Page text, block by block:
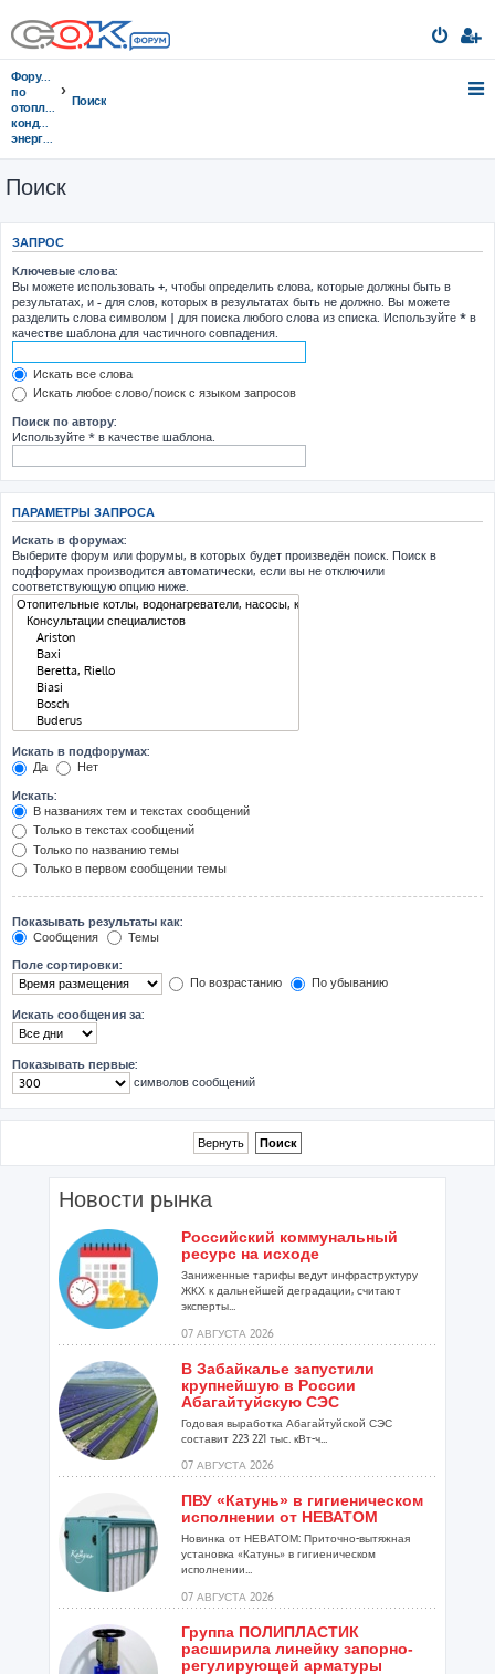
Форумы
по
отоплению,
кондиционированию,
энергосбережению
Поиск
Поиск
ЗАПРОС
Ключевые слова:
Вы можете использовать +, чтобы определить слова, которые должны быть в
результатах, и - для слов, которых в результатах быть не должно. Вы можете
разделить слова символом | для поиска любого слова из списка. Используйте * в
качестве шаблона для частичного совпадения.
Искать все слова
Искать любое слово/поиск с языком запросов
Поиск по автору:
Используйте * в качестве шаблона.
ПАРАМЕТРЫ ЗАПРОСА
Искать в форумах:
Выберите форум или форумы, в которых будет произведён поиск. Поиск в
подфорумах производится автоматически, если вы не отключили
соответствующую опцию ниже.
Искать в подфорумах:
Да
Нет
Искать:
В названиях тем и текстах сообщений
Только в текстах сообщений
Только по названию темы
Только в первом сообщении темы
Показывать результаты как:
Сообщения
Темы
Поле сортировки:
По возрастанию
По убыванию
Искать сообщения за:
Показывать первые:
символов сообщений
Новости рынка
Российский коммунальный
ресурс на исходе
Заниженные тарифы ведут инфраструктуру
ЖКХ к дальнейшей деградации, считают
эксперты...
07 АВГУСТА 2026
В Забайкалье запустили
крупнейшую в России
Абагайтуйскую СЭС
Годовая выработка Абагайтуйской СЭС
составит 223 221 тыс. кВт-ч...
07 АВГУСТА 2026
ПВУ «Катунь» в гигиеническом
исполнении от НЕВАТОМ
Новинка от НЕВАТОМ: Приточно-вытяжная
установка «Катунь» в гигиеническом
исполнении...
07 АВГУСТА 2026
Группа ПОЛИПЛАСТИК
расширила линейку запорно-
регулирующей арматуры